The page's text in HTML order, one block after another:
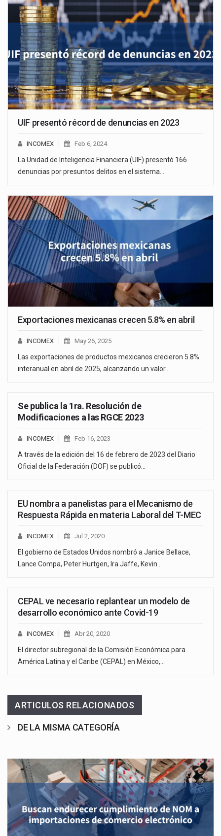
UIF presentó récord de denuncias en 2023
INCOMEX Feb 6, 2024
La Unidad de Inteligencia Financiera (UIF) presentó 166
denuncias por presuntos delitos en el sistema…
Exportaciones mexicanas crecen 5.8% en abril
INCOMEX May 26, 2025
Las exportaciones de productos mexicanos crecieron 5.8%
interanual en abril de 2025, alcanzando un valor…
Se publica la 1ra. Resolución de
Modificaciones a las RGCE 2023
INCOMEX Feb 16, 2023
A través de la edición del 16 de febrero de 2023 del Diario
Oficial de la Federación (DOF) se publicó…
EU nombra a panelistas para el Mecanismo de
Respuesta Rápida en materia Laboral del T-MEC
INCOMEX Jul 2, 2020
El gobierno de Estados Unidos nombró a Janice Bellace,
Lance Compa, Peter Hurtgen, Ira Jaffe, Kevin…
CEPAL ve necesario replantear un modelo de
desarrollo económico ante Covid-19
INCOMEX Abr 20, 2020
El director subregional de la Comisión Económica para
América Latina y el Caribe (CEPAL) en México,…
ARTICULOS RELACIONADOS
DE LA MISMA CATEGORÍA